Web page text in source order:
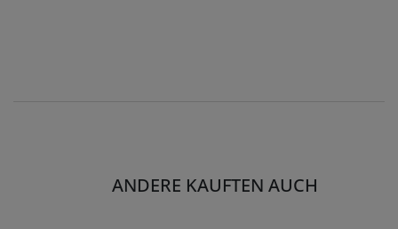
ANDERE KAUFTEN AUCH